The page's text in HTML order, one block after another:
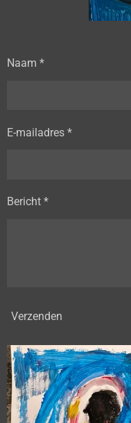
Naam *
E-mailadres *
Bericht *
Verzenden